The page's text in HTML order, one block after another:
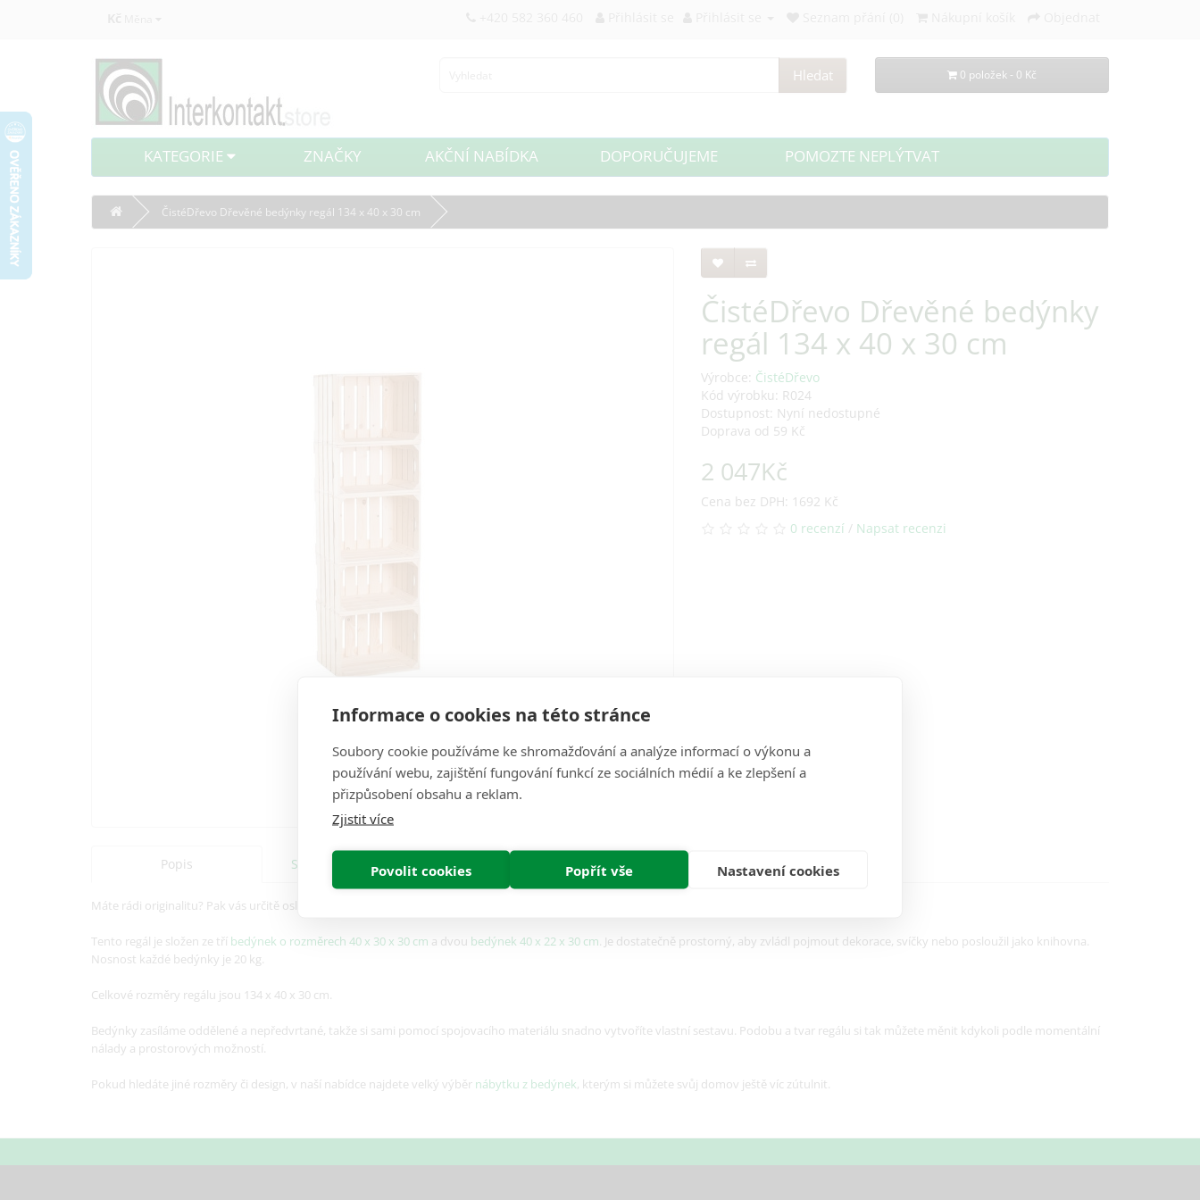
Informace o cookies na této stránce
Soubory cookie používáme ke shromažďování a analýze informací o výkonu a
používání webu, zajištění fungování funkcí ze sociálních médií a ke zlepšení a
přizpůsobení obsahu a reklam.
Zjistit více
Povolit cookies Popřít vše Nastavení cookies
Kč Měna +420 582 360 460 Přihlásit se Přihlásit se Seznam přání (0) Objednat
Hledat 0 položek - 0 Kč
KATEGORIE ZNAČKY AKČNÍ NABÍDKA DOPORUČUJEME POMOZTE NEPLÝTVAT
ČistéDřevo Dřevěné bedýnky regál 134 x 40 x 30 cm
ČistéDřevo Dřevěné bedýnky
regál 134 x 40 x 30 cm
Výrobce: ČistéDřevo
Kód výrobku: R024
Dostupnost: Nyní nedostupné
Doprava od 59 Kč
2 047Kč
Cena bez DPH: 1692 Kč
0 recenzí / Napsat recenzi
Popis Specifikace Recenze (0)
Máte rádi originalitu? Pak vás určitě osloví osobitý nábytek z bedýnek z borovicovéhoo dřeva, které má přírodní design a není chemicky ošetřeno.
Tento regál je složen ze tří bedýnek o rozměrech 40 x 30 x 30 cm a dvou bedýnek 40 x 22 x 30 cm. Je dostatečně prostorný, aby zvládl pojmout dekorace, svíčky nebo posloužil jako knihovna.
Nosnost každé bedýnky je 20 kg.
Celkové rozměry regálu jsou 134 x 40 x 30 cm.
Bedýnky zasíláme oddělené a nepředvrtané, takže si sami pomocí spojovacího materiálu snadno vytvoříte vlastní sestavu. Podobu a tvar regálu si tak můžete měnit kdykoli podle momentální
nálady a prostorových možností.
Pokud hledáte jiné rozměry či design, v naší nabídce najdete velký výběr nábytku z bedýnek, kterým si můžete svůj domov ještě víc zútulnit.